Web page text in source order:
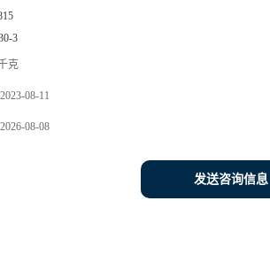
3
克
08-11
08-08
发送咨询信息